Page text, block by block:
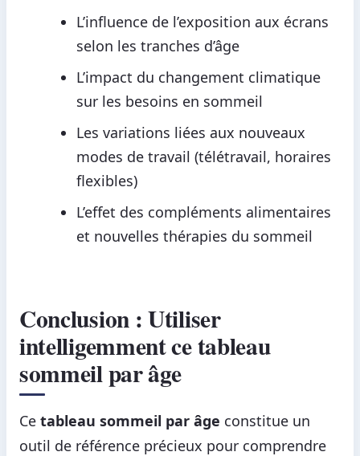
L’influence de l’exposition aux écrans
selon les tranches d’âge
L’impact du changement climatique
sur les besoins en sommeil
Les variations liées aux nouveaux
modes de travail (télétravail, horaires
flexibles)
L’effet des compléments alimentaires
et nouvelles thérapies du sommeil
Conclusion : Utiliser
intelligemment ce tableau
sommeil par âge
Ce tableau sommeil par âge constitue un
outil de référence précieux pour comprendre